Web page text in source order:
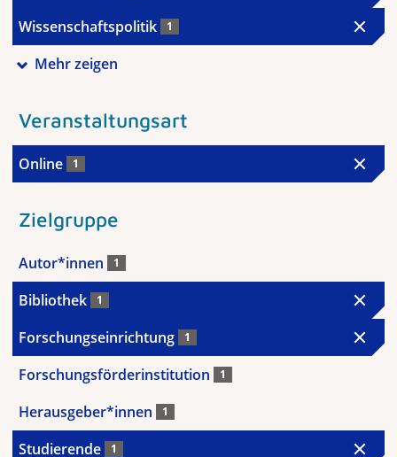
Wissenschaftspolitik 1
Mehr zeigen
Veranstaltungsart
Online 1
Zielgruppe
Autor*innen 1
Bibliothek 1
Forschungseinrichtung 1
Forschungsförderinstitution 1
Herausgeber*innen 1
Studierende 1